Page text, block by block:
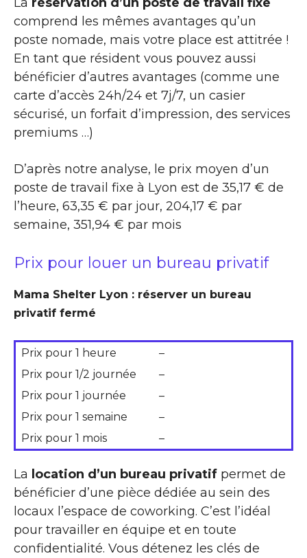
comprend les mêmes avantages qu’un
poste nomade, mais votre place est attitrée !
En tant que résident vous pouvez aussi
bénéficier d’autres avantages (comme une
carte d’accès 24h/24 et 7j/7, un casier
sécurisé, un forfait d’impression, des services
premiums …)
D’après notre analyse, le prix moyen d’un
poste de travail fixe à Lyon est de 35,17 € de
l’heure, 63,35 € par jour, 204,17 € par
semaine, 351,94 € par mois
Prix pour louer un bureau privatif
Mama Shelter Lyon : réserver un bureau
privatif fermé
Prix pour 1 heure
–
Prix pour 1/2 journée
–
Prix pour 1 journée
–
Prix pour 1 semaine
–
Prix pour 1 mois
–
La location d’un bureau privatif permet de
bénéficier d’une pièce dédiée au sein des
locaux l’espace de coworking. C’est l’idéal
pour travailler en équipe et en toute
confidentialité. Vous détenez les clés de